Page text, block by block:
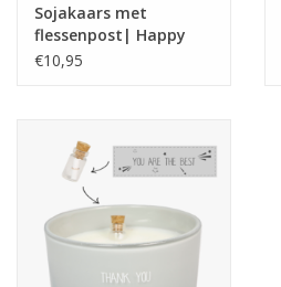
Sojakaars met
flessenpost| Happy
Birtday | Fig's Delight
€10,95